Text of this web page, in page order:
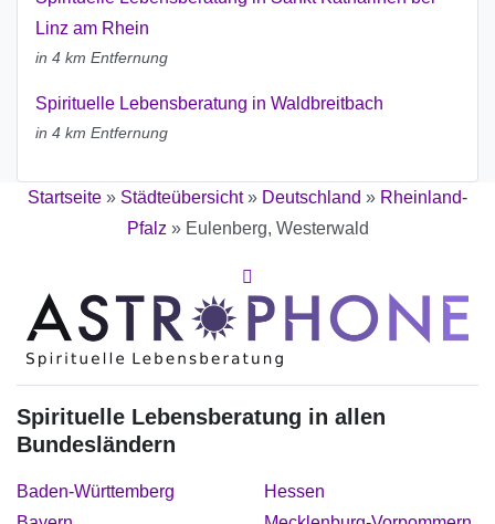
Linz am Rhein
in 4 km Entfernung
Spirituelle Lebensberatung in Waldbreitbach
in 4 km Entfernung
Startseite » Städteübersicht» Deutschland » Rheinland-
Pfalz» Eulenberg, Westerwald
Spirituelle Lebensberatung in allen
Bundesländern
Baden-Württemberg
Hessen